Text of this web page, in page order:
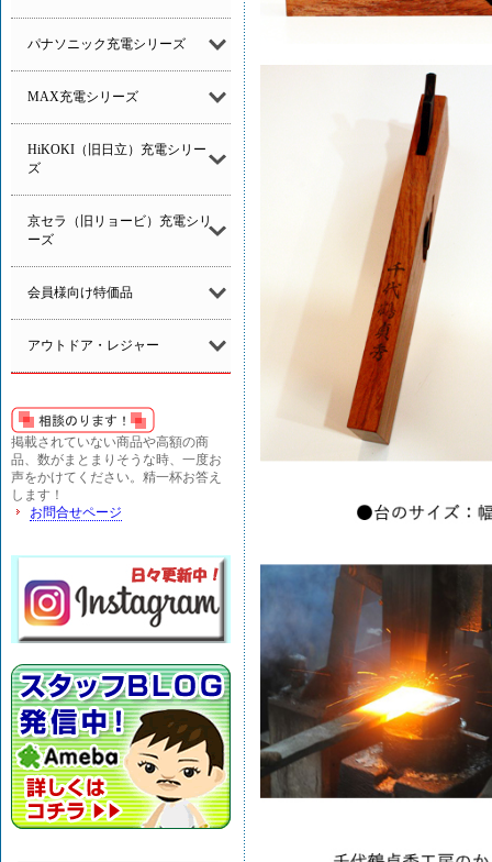
パナソニック充電シリーズ
MAX充電シリーズ
HiKOKI（旧日立）充電シリー
ズ
京セラ（旧リョービ）充電シリ
ーズ
会員様向け特価品
アウトドア・レジャー
掲載されていない商品や高額の商
品、数がまとまりそうな時、一度お
声をかけてください。精一杯お答え
します！
お問合せページ